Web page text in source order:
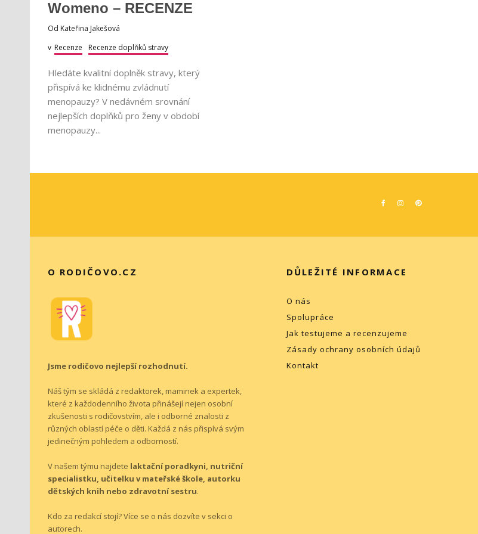
Womeno – RECENZE
Od Kateřina Jakešová
v Recenze Recenze doplňků stravy
Hledáte kvalitní doplněk stravy, který
přispívá ke klidnému zvládnutí
menopauzy? V nedávném srovnání
nejlepších doplňků pro ženy v období
menopauzy...
O RODIČOVO.CZ
Jsme rodičovo nejlepší rozhodnutí.
Náš tým se skládá z redaktorek, maminek a expertek,
které z každodenního života přinášejí nejen osobní
zkušenosti s rodičovstvím, ale i odborné znalosti z
různých oblastí péče o děti. Každá z nás přispívá svým
jedinečným pohledem a odborností.
V našem týmu najdete laktační poradkyni, nutriční
specialistku, učitelku v mateřské škole, autorku
dětských knih nebo zdravotní sestru.
Kdo za redakcí stojí? Více se o nás dozvíte v sekci o
autorech.
DŮLEŽITÉ INFORMACE
O nás
Spolupráce
Jak testujeme a recenzujeme
Zásady ochrany osobních údajů
Kontakt